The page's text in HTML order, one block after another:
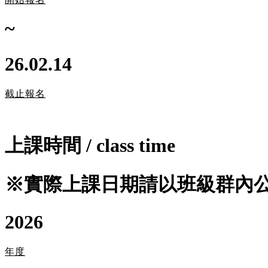
~
26.02.14
截止報名
上課時間 / class time
※實際上課日期請以班級群內
2026
年度